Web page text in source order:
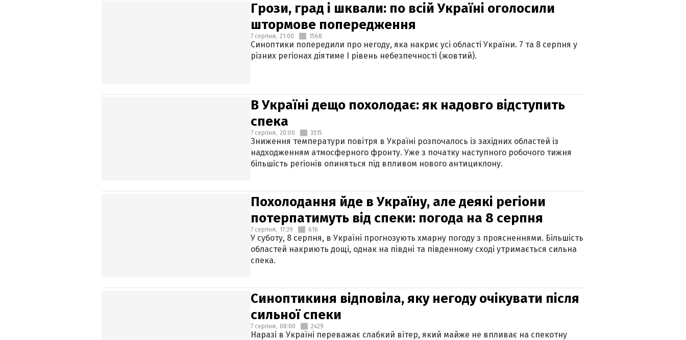
Грози, град і шквали: по всій Україні оголосили
штормове попередження
7 серпня, 21:00 1568
Синоптики попередили про негоду, яка накриє усі області України. 7 та 8 серпня у
різних регіонах діятиме І рівень небезпечності (жовтий).
В Україні дещо похолодає: як надовго відступить
спека
7 серпня, 20:00 3515
Зниження температури повітря в Україні розпочалось із західних областей із
надходженням атмосферного фронту. Уже з початку наступного робочого тижня
більшість регіонів опиняться під впливом нового антициклону.
Похолодання йде в Україну, але деякі регіони
потерпатимуть від спеки: погода на 8 серпня
7 серпня, 17:39 616
У суботу, 8 серпня, в Україні прогнозують хмарну погоду з проясненнями. Більшість
областей накриють дощі, однак на півдні та південному сході утримається сильна
спека.
Синоптикиня відповіла, яку негоду очікувати після
сильної спеки
7 серпня, 08:00 2429
Наразі в Україні переважає слабкий вітер, який майже не впливає на спекотну